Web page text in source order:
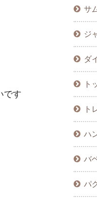
です
サ
ジ
ダ
ト
ト
ハ
バ
パ